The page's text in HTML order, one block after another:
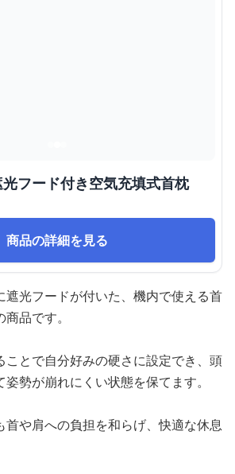
フード付き空気充填式首枕
商品の詳細を見る
遮光フードが付いた、機内で使える首
品です。
ことで自分好みの硬さに設定でき、頭
勢が崩れにくい状態を保てます。
首や肩への負担を和らげ、快適な休息